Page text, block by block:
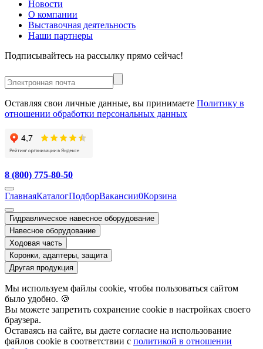
Новости
О компании
Выставочная деятельность
Наши партнеры
Подписывайтесь на рассылку прямо сейчас!
Оставляя свои личные данные, вы принимаете Политику в
отношении обработки персональных данных
8 (800) 775-80-50
ГлавнаяКаталогПодборВакансии0Корзина
Гидравлическое навесное оборудование
Навесное оборудование
Ходовая часть
Коронки, адаптеры, защита
Другая продукция
Мы используем файлы cookie, чтобы пользоваться сайтом
было удобно. 🍪
Вы можете запретить сохранение cookie в настройках своего
браузера.
Оставаясь на сайте, вы даете согласие на использование
файлов cookie в соответствии с политикой в отношении